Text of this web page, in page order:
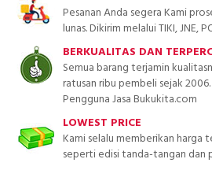
Pesanan Anda segera Kami
lunas. Dikirim melalui TIKI, JNE,
BERKUALITAS DAN
Semua barang terjamin
ratusan ribu pembeli sejak
Pengguna Jasa Bukukita.com
LOWEST PRICE
Kami selalu memberikan harga
seperti edisi tanda-tangan dan